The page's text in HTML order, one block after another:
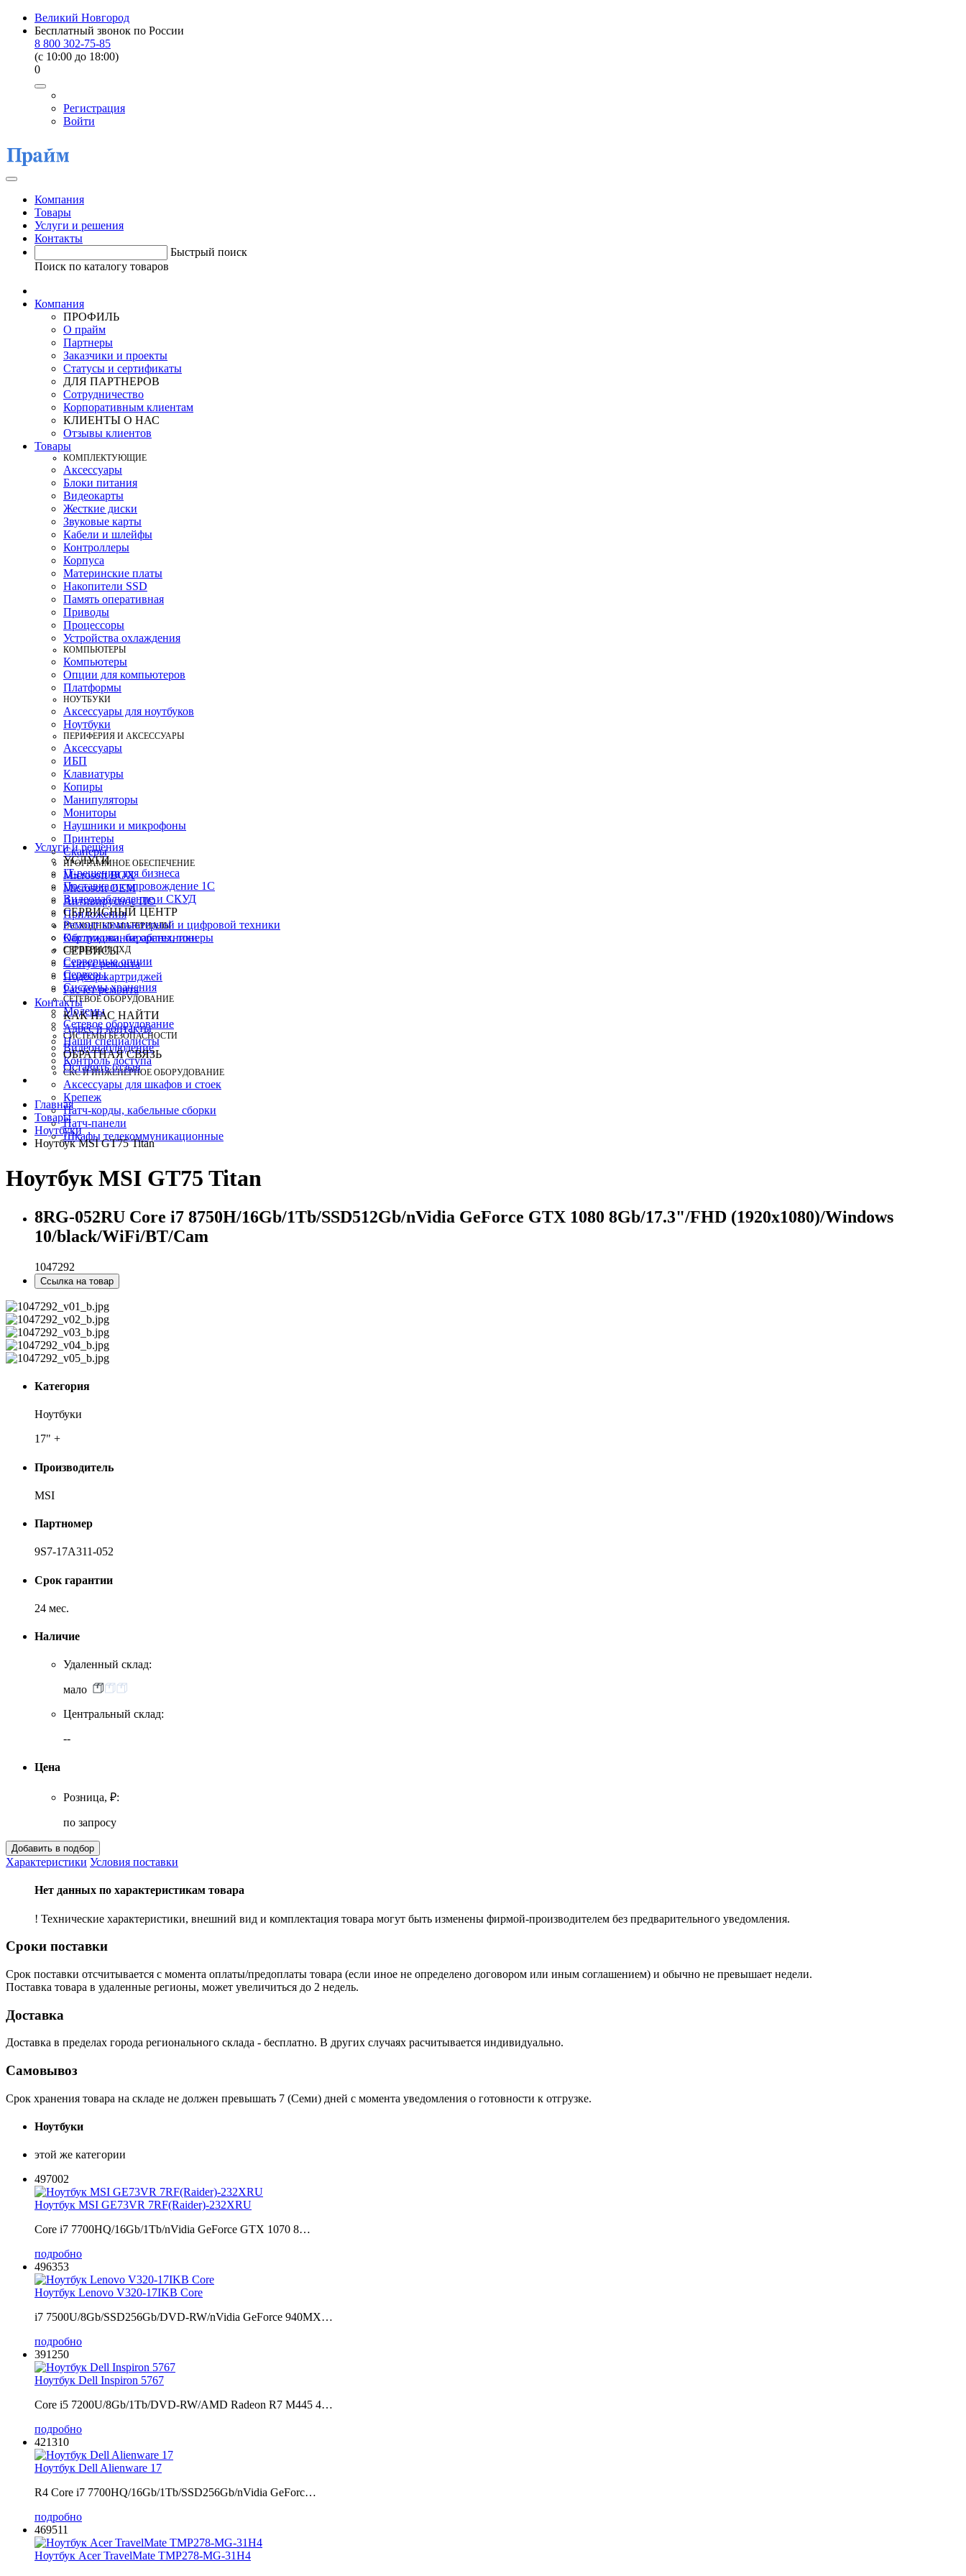
Великий Новгород
Бесплатный звонок по России
8 800 302-75-85
(c 10:00 до 18:00)
0
Регистрация
Войти
Компания
Товары
Услуги и решения
Контакты
Быстрый поиск
Поиск по каталогу товаров
Компания
ПРОФИЛЬ
О прайм
Партнеры
Заказчики и проекты
Статусы и сертификаты
ДЛЯ ПАРТНЕРОВ
Сотрудничество
Корпоративным клиентам
КЛИЕНТЫ О НАС
Отзывы клиентов
Товары
КOМПЛЕКТУЮЩИЕ
Аксессуары
Блоки питания
Видеокарты
Жесткие диски
Звуковые карты
Кабели и шлейфы
Контроллеры
Корпуса
Материнские платы
Накопители SSD
Память оперативная
Приводы
Процессоры
Устройства охлаждения
КОМПЬЮТЕРЫ
Компьютеры
Опции для компьютеров
Платформы
НОУТБУКИ
Аксессуары для ноутбуков
Ноутбуки
ПЕРИФЕРИЯ И АКСЕССУАРЫ
Аксессуары
ИБП
Клавиатуры
Копиры
Манипуляторы
Мониторы
Наушники и микрофоны
Принтеры
Сканеры
ПРОГРАММНОЕ ОБЕСПЕЧЕНИЕ
Microsoft BOX
Microsoft OEM
Антивирусное ПО
Приложения
РАСХОДНЫЕ МАТЕРИАЛЫ
Картриджи, барабаны, тонеры
СЕРВЕРЫ И СХД
Серверные опции
Серверы
Системы хранения
СЕТЕВОЕ ОБОРУДОВАНИЕ
Модемы
Сетевое оборудование
СИСТЕМЫ БЕЗОПАСНОСТИ
Видеонаблюдение
Контроль доступа
СКС И ИНЖЕНЕРНОЕ ОБОРУДОВАНИЕ
Аксессуары для шкафов и стоек
Крепеж
Патч-корды, кабельные сборки
Патч-панели
Шкафы телекоммуникационные
Услуги и решения
УСЛУГИ
IT-решения для бизнеса
Поставка и сопровождение 1C
Видеонаблюдение и СКУД
СЕРВИСНЫЙ ЦЕНТР
Ремонт компьютерной и цифровой техники
Обслуживание оргтехники
СЕРВИСЫ
Статус ремонта
Подбор картриджей
Расчет ремонта
Контакты
КАК НАС НАЙТИ
Адрес и контакты
Наши специалисты
ОБРАТНАЯ СВЯЗЬ
Оставить отзыв
Главная
Товары
Ноутбуки
Ноутбук MSI GT75 Titan
Ноутбук MSI GT75 Titan
8RG-052RU Core i7 8750H/16Gb/1Tb/SSD512Gb/nVidia GeForce GTX 1080 8Gb/17.3"/FHD (1920x1080)/Windows
10/black/WiFi/BT/Cam
1047292
Ссылка на товар
Категория
Ноутбуки
17" +
Производитель
MSI
Партномер
9S7-17A311-052
Срок гарантии
24 мес.
Наличие
Удаленный склад:
мало
Центральный склад:
--
Цена
Розница, ₽:
по запросу
Характеристики Условия поставки
Нет данных по характеристикам товара
! Технические характеристики, внешний вид и комплектация товара могут быть изменены фирмой-производителем без предварительного уведомления.
Сроки поставки
Срок поставки отсчитывается с момента оплаты/предоплаты товара (если иное не определено договором или иным соглашением) и обычно не превышает недели.
Поставка товара в удаленные регионы, может увеличиться до 2 недель.
Доставка
Доставка в пределах города регионального склада - бесплатно. В других случаях расчитывается индивидуально.
Самовывоз
Срок хранения товара на складе не должен превышать 7 (Семи) дней с момента уведомления о готовности к отгрузке.
Ноутбуки
этой же категории
497002
Ноутбук MSI GE73VR 7RF(Raider)-232XRU
Core i7 7700HQ/16Gb/1Tb/nVidia GeForce GTX 1070 8…
подробно
496353
Ноутбук Lenovo V320-17IKB Core
i7 7500U/8Gb/SSD256Gb/DVD-RW/nVidia GeForce 940MX…
подробно
391250
Ноутбук Dell Inspiron 5767
Core i5 7200U/8Gb/1Tb/DVD-RW/AMD Radeon R7 M445 4…
подробно
421310
Ноутбук Dell Alienware 17
R4 Core i7 7700HQ/16Gb/1Tb/SSD256Gb/nVidia GeForc…
подробно
469511
Ноутбук Acer TravelMate TMP278-MG-31H4